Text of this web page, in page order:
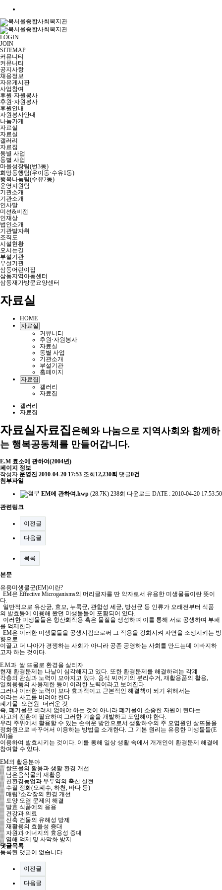
LOGIN
JOIN
SITEMAP
커뮤니티
커뮤니티
공지사항
채용정보
자유게시판
사업참여
후원·자원봉사
후원·자원봉사
후원안내
자원봉사안내
나눔가게
자료실
자료실
갤러리
자료집
동별 사업
동별 사업
마을성장팀(번3동)
희망동행팀(우이동·수유1동)
행복나눔팀(수유2동)
운영지원팀
기관소개
기관소개
인사말
미션&비전
인재상
법인소개
기관발자취
조직도
시설현황
오시는길
부설기관
부설기관
삼동어린이집
삼동지역아동센터
삼동재가방문요양센터
자료실
HOME
자료실
커뮤니티
후원·자원봉사
자료실
동별 사업
기관소개
부설기관
홈페이지
자료집
갤러리
자료집
갤러리
자료집
자료실자료집은혜와 나눔으로 지역사회와 함께하
는 행복공동체를 만들어갑니다.
E.M 효소에 관하여(2004년)
페이지 정보
작성자 운영진 2010-04-20 17:53 조회 12,230회 댓글0건
첨부파일
EM에 관하여.hwp (28.7K) 238회 다운로드 DATE : 2010-04-20 17:53:50
관련링크
이전글
다음글
목록
본문
유용미생물군(EM)이란?
EM은 Effective Microganisms의 머리글자를 딴 약자로서 유용한 미생물들이란 뜻이
다.
일반적으로 유산균, 효모, 누룩균, 관합성 세균, 방선균 등 인류가 오래전부터 식품
의 발효등에 이용해 왔던 미생물들이 포홤되어 있다.
이러한 미생물들은 항산화작용 혹은 물질을 생성하며 이를 통해 서로 공생하며 부패
를 억제한다.
EM은 이러한 미생물들을 공생시킴으로써 그 작용을 강화시켜 자연을 소생시키는 방
향으로
이끌고 더 나아가 경쟁하는 사회가 아니라 공존 공영하는 사회를 만드는데 이바지하
고자 하는 것이다.
E.M과 쌀 뜨물로 환경을 살리자
현재 환경문제는 나날이 심각해지고 있다. 또한 환경문제를 해결하려는 각계
각층의 관심과 노력이 모아지고 있다. 음식 찌꺼기의 분리수거, 재활용품의 활용,
일회용품의 사용제한 등이 이러한 노력이라고 보여진다.
그러나 이러한 노력이 보다 효과적이고 근본적인 해결책이 되기 위해서는
이라는 사고를 버려야 한다
폐기물=오염원=더러운 것
즉, 폐기물은 버려서 없애야 하는 것이 아니라 폐기물이 소중한 자원이 된다는
사고의 전환이 필요하며 그러한 기술을 개발하고 도입해야 한다.
우리 주위에서 활용할 수 있는 손쉬운 방안으로서 생활하수의 주 오염원인 살뜨물을
정화원으로 바꾸어서 이용하는 방법을 소개한다. 그 기본 원리는 유용한 미생물들(E
M)을
이용하여 발효시키는 것이다. 이를 통해 일상 생활 속에서 개개인이 환경문제 해결에
참여할 수 있다.
EM의 활용분야
▒ 쌀뜨물의 활용과 생활 환경 개선
▒ 남은음식물의 재활용
▒ 친환경농업과 무투약의 축산 실현
▒ 수질 정화(오폐수, 하천, 바다 등)
▒ 매립?소각장의 환경 개선
▒ 토양 오염 문제의 해결
▒ 발효 식품에의 응용
▒ 건강과 의료
▒ 신축 건물의 유해성 방제
▒ 재활용의 효율성 증대
▒ 자원과 에너지의 효용성 증대
▒ 염해 억제 및 사막화 방지
댓글목록
등록된 댓글이 없습니다.
이전글
다음글